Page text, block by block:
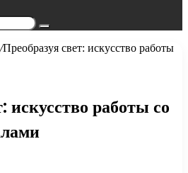
Поиск...
/Преобразуя свет: искусство работы
искусство работы со